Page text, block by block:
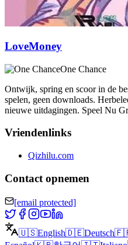
LoveMoney
One Chance
Ontwijk, spring en scoor in de
spelen, geen downloads.
nieuwe uitdagingen. Speel Nu
Vriendenlinks
Qizhilu.com
Contact opnemen
[email protected]
🇺🇸English🇩🇪Deutsch